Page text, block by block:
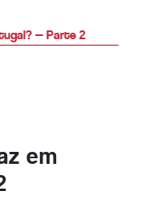
— Parte 2
em